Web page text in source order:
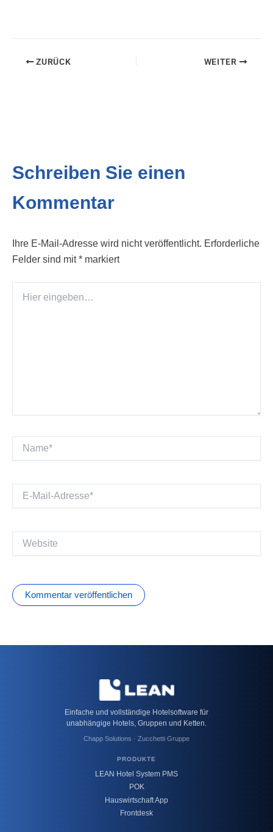
ZURÜCK WEITER
Schreiben Sie einen
Kommentar
Ihre E-Mail-Adresse wird nicht veröffentlicht. Erforderliche
Felder sind mit* markiert
eingeben…
Mail-
Einfache und vollständige Hotelsoftware für
unabhängige Hotels, Gruppen und Ketten.
Chapp Solutions · Zucchetti Gruppe
PRODUKTE
LEAN Hotel System PMS
POK
Hauswirtschaft App
Frontdesk